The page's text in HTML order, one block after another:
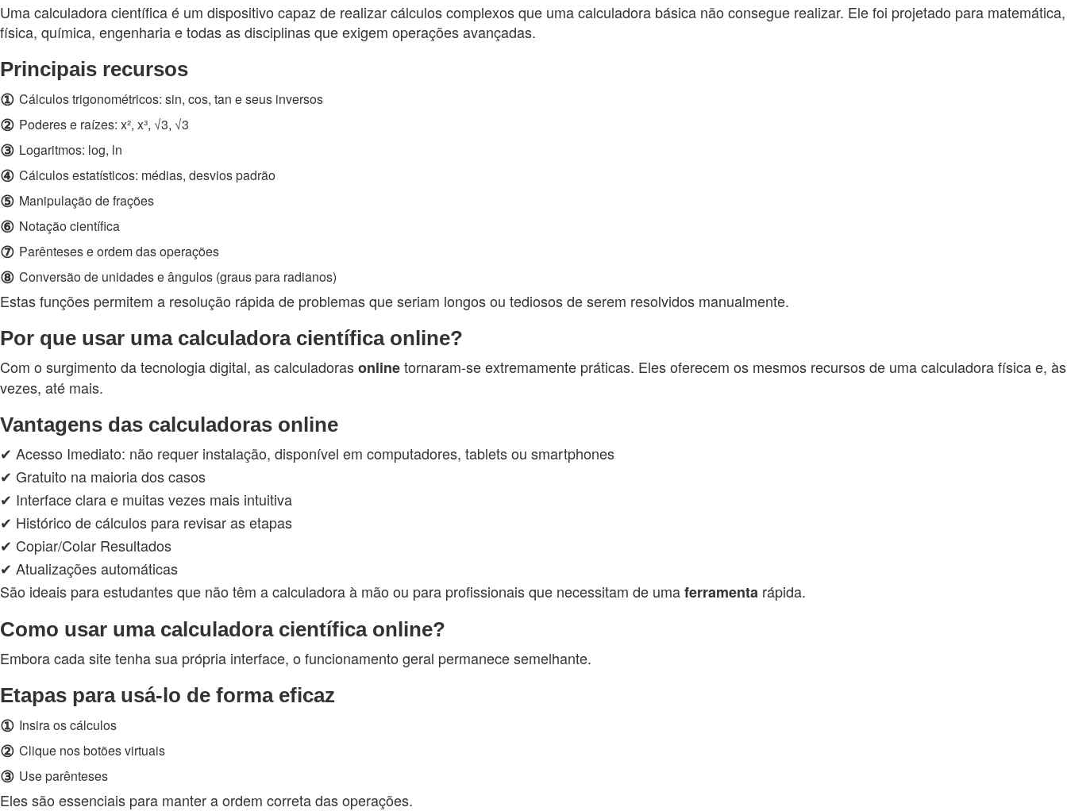
Uma calculadora científica é um dispositivo capaz de realizar cálculos complexos que uma calculadora básica não consegue realizar. Ele foi projetado para matemática,
física, química, engenharia e todas as disciplinas que exigem operações avançadas.
Principais recursos
① Cálculos trigonométricos: sin, cos, tan e seus inversos
② Poderes e raízes: x², x³, √3, √3
③ Logaritmos: log, ln
④ Cálculos estatísticos: médias, desvios padrão
⑤ Manipulação de frações
⑥ Notação científica
⑦ Parênteses e ordem das operações
⑧ Conversão de unidades e ângulos (graus para radianos)
Estas funções permitem a resolução rápida de problemas que seriam longos ou tediosos de serem resolvidos manualmente.
Por que usar uma calculadora científica online?
Com o surgimento da tecnologia digital, as calculadorasonlinetornaram-se extremamente práticas. Eles oferecem os mesmos recursos de uma calculadora física e, às
vezes, até mais.
Vantagens das calculadoras online
✔ Acesso Imediato: não requer instalação, disponível em computadores, tablets ou smartphones
✔ Gratuito na maioria dos casos
✔ Interface clara e muitas vezes mais intuitiva
✔ Histórico de cálculos para revisar as etapas
✔ Copiar/Colar Resultados
✔ Atualizações automáticas
São ideais para estudantes que não têm a calculadora à mão ou para profissionais que necessitam de umaferramenta rápida.
Como usar uma calculadora científica online?
Embora cada site tenha sua própria interface, o funcionamento geral permanece semelhante.
Etapas para usá-lo de forma eficaz
① Insira os cálculos
② Clique nos botões virtuais
③ Use parênteses
Eles são essenciais para manter a ordem correta das operações.